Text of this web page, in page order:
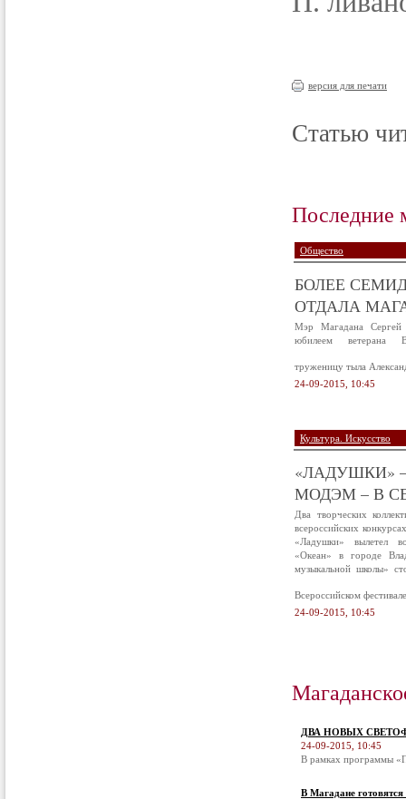
версия для печати
Статью
Последние
Общество
БОЛЕЕ
ОТДАЛА
Мэр Магадана Сергей
юбилеем ветерана
труженицу тыла
24-09-2015, 10:45
Культура. Искусство
«ЛАДУШКИ»
МОДЭМ – В
Два творческих
всероссийских
«Ладушки» вылетел
«Океан» в городе
музыкальной школы»
Всероссийском
24-09-2015, 10:45
ДВА НОВЫХ
24-09-2015, 10:45
В рамках программы
В Магадане